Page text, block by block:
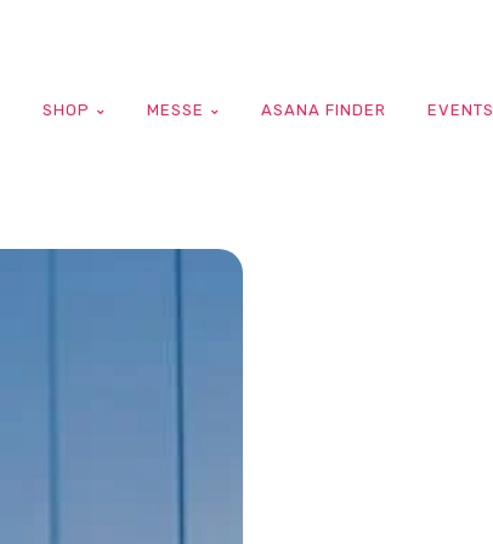
SHOP MESSE ASANA FINDER EVENTS